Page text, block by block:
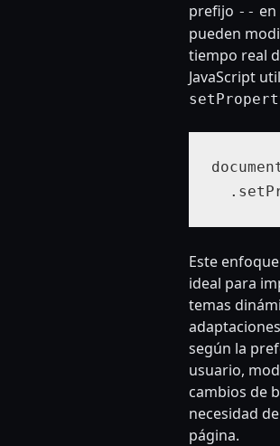
prefijo -- en
pueden
tiempo real
JavaScript
Este
ideal para
temas
según la
usuario,
cambios de
necesidad
página.